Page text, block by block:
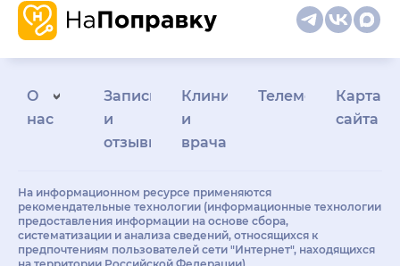
О
нас
Запись
и
отзывы
Клиникам
и
врачам
Телемедицина
Карта
сайта
На информационном ресурсе применяются
рекомендательные технологии (информационные технологии
предоставления информации на основе сбора,
систематизации и анализа сведений, относящихся к
предпочтениям пользователей сети "Интернет", находящихся